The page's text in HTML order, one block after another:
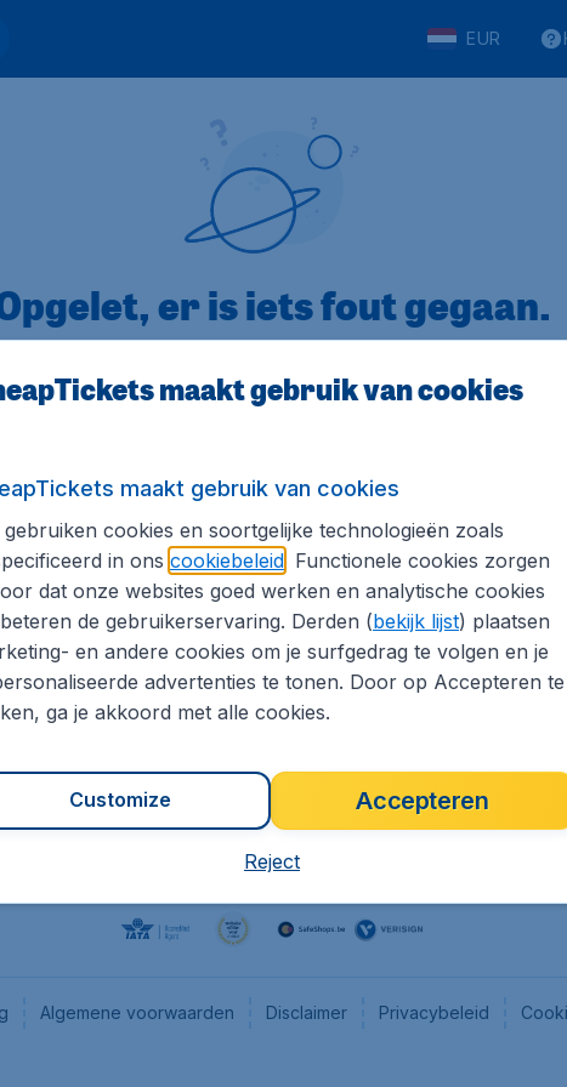
EUR
er is iets fout gegaan.
informatie
Internationale sites
Flugladen.de
CheapTickets.ch
CheapTickets.nl
CheapTickets.sg
Algemene voorwaarden Disclaimer Privacybeleid
maakt gebruik van cookies
maakt gebruik van cookies
gebruiken cookies en soortgelijke technologieën zoals
in ons cookiebeleid. Functionele cookies zorgen
dat onze websites goed werken en analytische cookies
de gebruikerservaring. Derden (bekijk lijst) plaatsen
en andere cookies om je surfgedrag te volgen en je
advertenties te tonen. Door op Accepteren te
ga je akkoord met alle cookies.
Accepteren
Customize
Reject